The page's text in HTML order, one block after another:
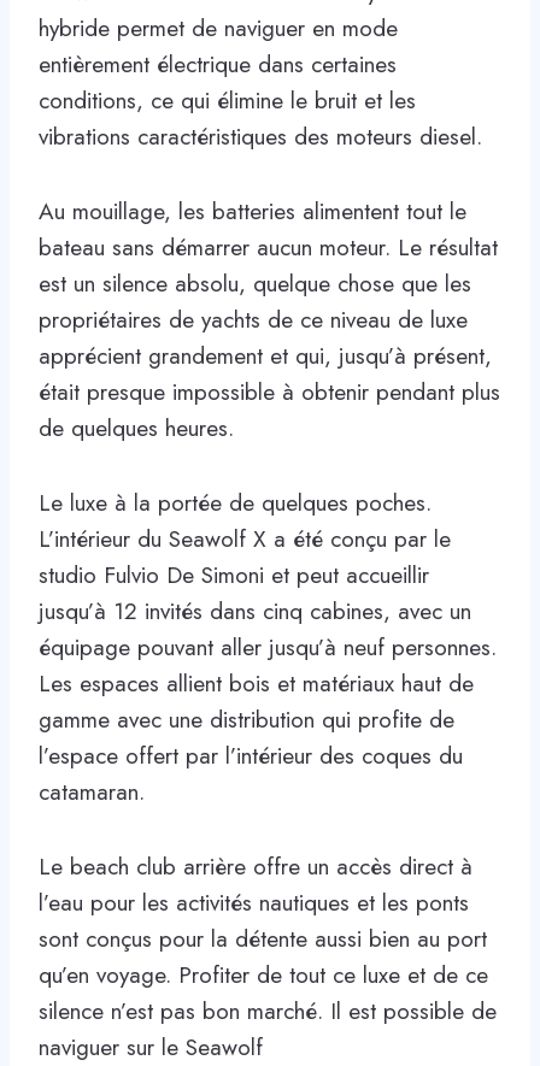
hybride permet de naviguer en mode
entièrement électrique dans certaines
conditions, ce qui élimine le bruit et les
vibrations caractéristiques des moteurs diesel.
Au mouillage, les batteries alimentent tout le
bateau sans démarrer aucun moteur. Le résultat
est un silence absolu, quelque chose que les
propriétaires de yachts de ce niveau de luxe
apprécient grandement et qui, jusqu’à présent,
était presque impossible à obtenir pendant plus
de quelques heures.
Le luxe à la portée de quelques poches.
L’intérieur du Seawolf X a été conçu par le
studio Fulvio De Simoni et peut accueillir
jusqu’à 12 invités dans cinq cabines, avec un
équipage pouvant aller jusqu’à neuf personnes.
Les espaces allient bois et matériaux haut de
gamme avec une distribution qui profite de
l’espace offert par l’intérieur des coques du
catamaran.
Le beach club arrière offre un accès direct à
l’eau pour les activités nautiques et les ponts
sont conçus pour la détente aussi bien au port
qu’en voyage. Profiter de tout ce luxe et de ce
silence n’est pas bon marché. Il est possible de
naviguer sur le Seawolf